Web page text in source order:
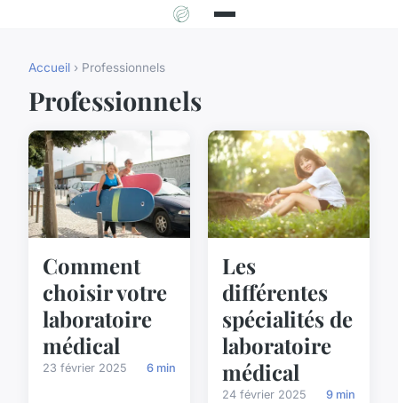
Accueil › Professionnels
Professionnels
Comment
choisir votre
laboratoire
médical
23 février 2025 6 min
Les
différentes
spécialités de
laboratoire
médical
24 février 2025 9 min